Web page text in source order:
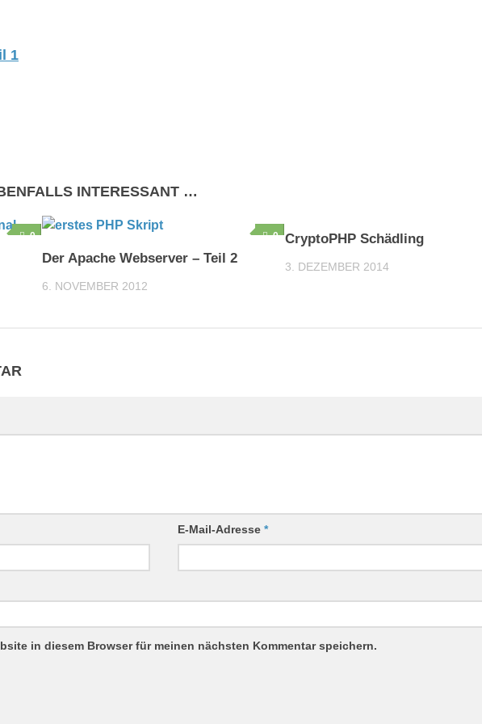
1
INTERESSANT …
0 0
Der Apache Webserver – Teil 2
6. NOVEMBER 2012
CryptoPHP Schädling
3. DEZEMBER 2014
E-Mail-Adresse*
in diesem Browser für meinen nächsten Kommentar speichern.